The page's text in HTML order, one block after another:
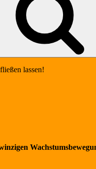
lassen!